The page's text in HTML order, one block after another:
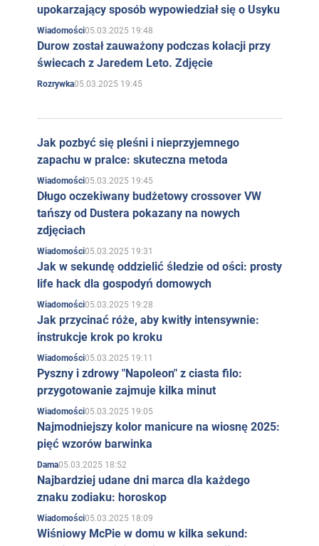
upokarzający sposób wypowiedział się o Usyku
Wiadomości05.03.2025 19:48
Durow został zauważony podczas kolacji przy
świecach z Jaredem Leto. Zdjęcie
Rozrywka05.03.2025 19:45
Jak pozbyć się pleśni i nieprzyjemnego
zapachu w pralce: skuteczna metoda
Wiadomości05.03.2025 19:45
Długo oczekiwany budżetowy crossover VW
tańszy od Dustera pokazany na nowych
zdjęciach
Wiadomości05.03.2025 19:31
Jak w sekundę oddzielić śledzie od ości: prosty
life hack dla gospodyń domowych
Wiadomości05.03.2025 19:28
Jak przycinać róże, aby kwitły intensywnie:
instrukcje krok po kroku
Wiadomości05.03.2025 19:11
Pyszny i zdrowy "Napoleon" z ciasta filo:
przygotowanie zajmuje kilka minut
Wiadomości05.03.2025 19:05
Najmodniejszy kolor manicure na wiosnę 2025:
pięć wzorów barwinka
Dama05.03.2025 18:52
Najbardziej udane dni marca dla każdego
znaku zodiaku: horoskop
Wiadomości05.03.2025 18:09
Wiśniowy McPie w domu w kilka sekund: